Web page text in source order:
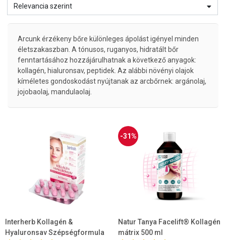
Relevancia szerint
Arcunk érzékeny bőre különleges ápolást igényel minden
életszakaszban. A tónusos, ruganyos, hidratált bőr
fenntartásához hozzájárulhatnak a következő anyagok:
kollagén, hialuronsav, peptidek. Az alábbi növényi olajok
kíméletes gondoskodást nyújtanak az arcbőrnek: argánolaj,
jojobaolaj, mandulaolaj.
Interherb Kollagén &
Hyaluronsav Szépségformula
-31%
Natur Tanya Facelift® Kollagén
mátrix 500 ml